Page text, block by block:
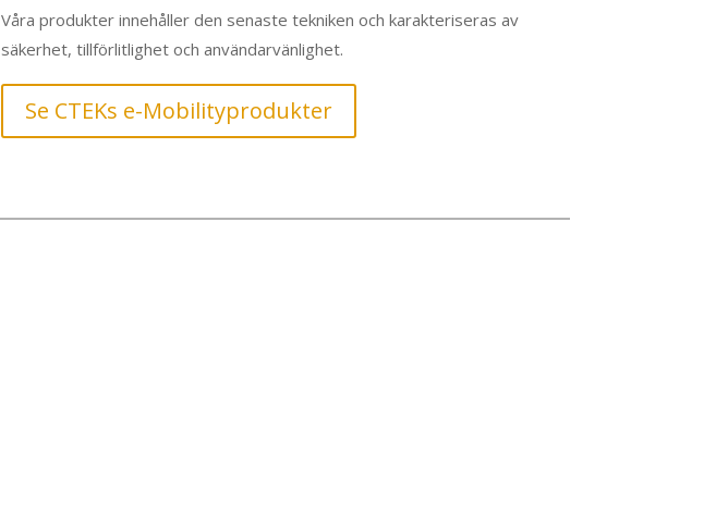
Våra produkter innehåller den senaste tekniken och karakteriseras av
säkerhet, tillförlitlighet och användarvänlighet.
Se CTEKs e-Mobilityprodukter